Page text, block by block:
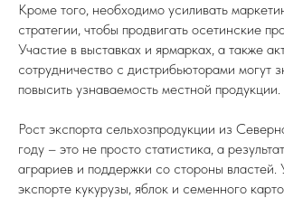
Кроме того, необходимо усиливать
стратегии, чтобы продвигать осетинские
Участие в выставках и ярмарках, а также
сотрудничество с дистрибьюторами могут
повысить узнаваемость местной продукции.
Рост экспорта сельхозпродукции из
году – это не просто статистика, а
аграриев и поддержки со стороны властей.
экспорте кукурузы, яблок и семенного